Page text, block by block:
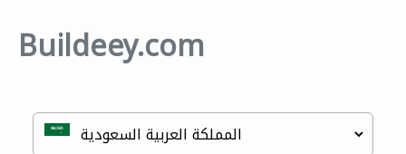
Buildeey.com